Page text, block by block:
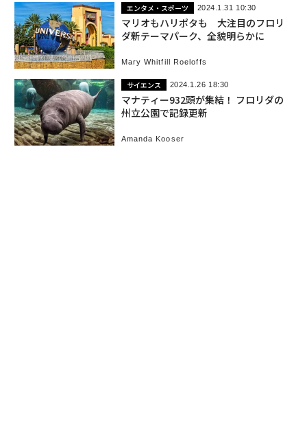
エンタメ・スポーツ 2024.1.31 10:30
マリオもハリポタも 大注目のフロリ
ダ新テーマパーク、全貌明らかに
Mary Whitfill Roeloffs
サイエンス 2024.1.26 18:30
マナティー932頭が集結！ フロリダの
州立公園で記録更新
Amanda Kooser